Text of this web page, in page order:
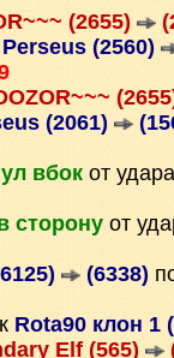
(2655)
(2560)
(2061)
вбок от
сторону от
(6338)
Rota90 клон 1
Elf (565)